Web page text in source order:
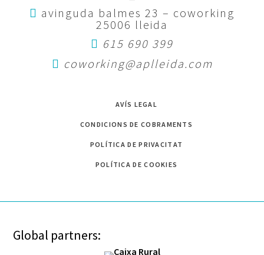
avinguda balmes 23 – coworking
25006 lleida
615 690 399
coworking@aplleida.com
AVÍS LEGAL
CONDICIONS DE COBRAMENTS
POLÍTICA DE PRIVACITAT
POLÍTICA DE COOKIES
Global partners: